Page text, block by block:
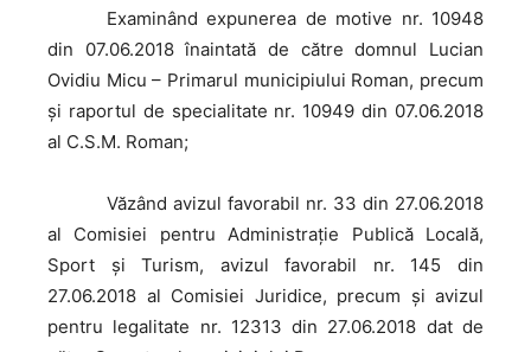
Examinând expunerea de motive nr. 10948
din 07.06.2018 înaintată de către domnul Lucian
Ovidiu Micu – Primarul municipiului Roman, precum
şi raportul de specialitate nr. 10949 din 07.06.2018
al C.S.M. Roman;
Văzând avizul favorabil nr. 33 din 27.06.2018
al Comisiei pentru Administraţie Publică Locală,
Sport şi Turism, avizul favorabil nr. 145 din
27.06.2018 al Comisiei Juridice, precum şi avizul
pentru legalitate nr. 12313 din 27.06.2018 dat de